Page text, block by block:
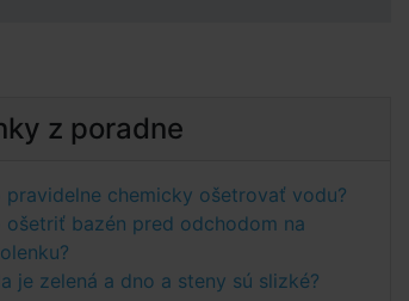
z poradne
pravidelne chemicky ošetrovať vodu?
ošetriť bazén pred odchodom na
je zelená a dno a steny sú slizké?